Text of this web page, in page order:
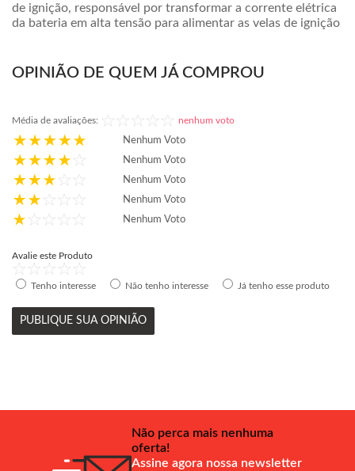
de ignição, responsável por transformar a corrente elétrica
da bateria em alta tensão para alimentar as velas de ignição
OPINIÃO DE QUEM JÁ COMPROU
Média de avaliações: nenhum voto
Nenhum Voto
Nenhum Voto
Nenhum Voto
Nenhum Voto
Nenhum Voto
Avalie este Produto
Tenho interesse Não tenho interesse Já tenho esse produto
PUBLIQUE SUA OPINIÃO
Não perca mais nenhuma
oferta!
Assine agora nossa newsletter